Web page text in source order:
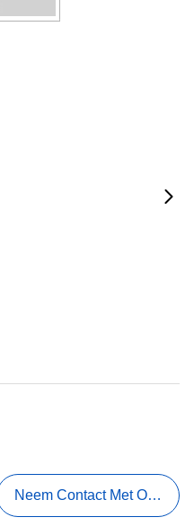
Neem Contact Met Ons Op